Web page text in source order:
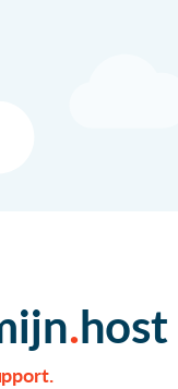
host